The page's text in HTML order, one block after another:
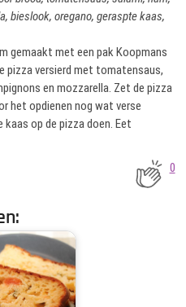
bieslook, oregano, geraspte kaas,
gemaakt met een pak Koopmans
pizza versierd met tomatensaus,
en mozzarella. Zet de pizza
het opdienen nog wat verse
op de pizza doen. Eet
0